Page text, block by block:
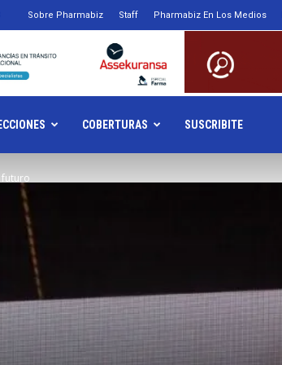
Sobre Pharmabiz Staff Pharmabiz En Los Medios
COBERTURAS SUSCRIBITE
futuro